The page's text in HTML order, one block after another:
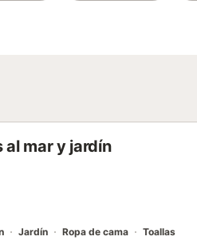
mar y jardín
Jardín Ropa de cama Toallas